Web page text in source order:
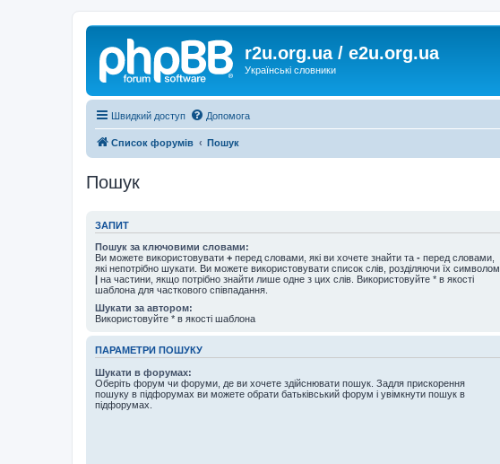
r2u.org.ua / e2u.org.ua
Українські словники
Швидкий доступ Допомога
Список форумів Пошук
Пошук
ЗАПИТ
Пошук за ключовими словами:
Ви можете використовувати + перед словами, які ви хочете знайти та - перед словами,
які непотрібно шукати. Ви можете використовувати список слів, розділяючи їх символом
| на частини, якщо потрібно знайти лише одне з цих слів. Використовуйте * в якості
шаблона для часткового співпадання.
Шукати за автором:
Використовуйте * в якості шаблона
ПАРАМЕТРИ ПОШУКУ
Шукати в форумах:
Оберіть форум чи форуми, де ви хочете здійснювати пошук. Задля прискорення
пошуку в підфорумах ви можете обрати батьківський форум і увімкнути пошук в
підфорумах.